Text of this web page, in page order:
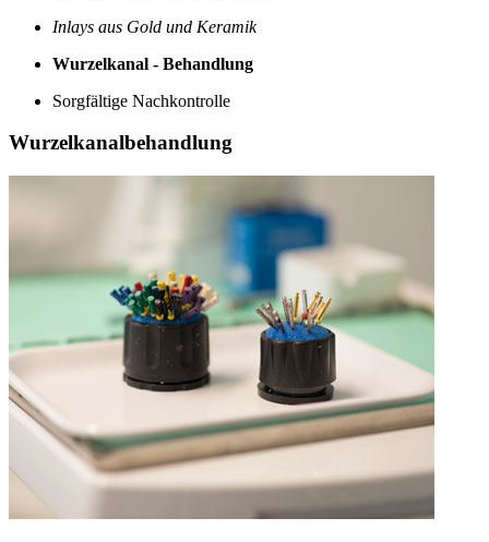
Inlays aus Gold und Keramik
Wurzelkanal - Behandlung
Sorgfältige Nachkontrolle
Wurzelkanalbehandlung